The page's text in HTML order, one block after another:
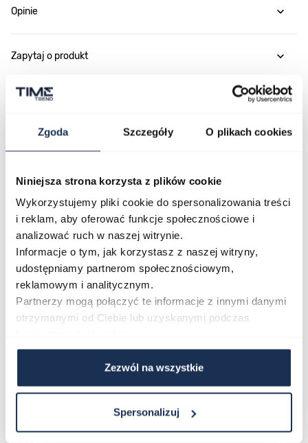
Zgoda Szczegóły O plikach cookies
Niniejsza strona korzysta z plików cookie
Wykorzystujemy pliki cookie do spersonalizowania treści
i reklam, aby oferować funkcje społecznościowe i
analizować ruch w naszej witrynie.
Informacje o tym, jak korzystasz z naszej witryny,
udostępniamy partnerom społecznościowym,
reklamowym i analitycznym.
Partnerzy mogą połączyć te informacje z innymi danymi
otrzymanymi od Ciebie lub uzyskanymi podczas
Zezwól na wszystkie
Spersonalizuj
Opinie
Zapytaj o produkt
Płatność i dostawa
Najczęściej kupowane
Poruszanie się po elementach karuzeli jest możliwe za pomocą
Naciśnij, aby pominąć karuzelę
Naciśnij, aby przejść do nawigacji karuzeli
CASIO Sport AE-1200WHD-
03362600
Casio Sport AQ-230GA-
03311457